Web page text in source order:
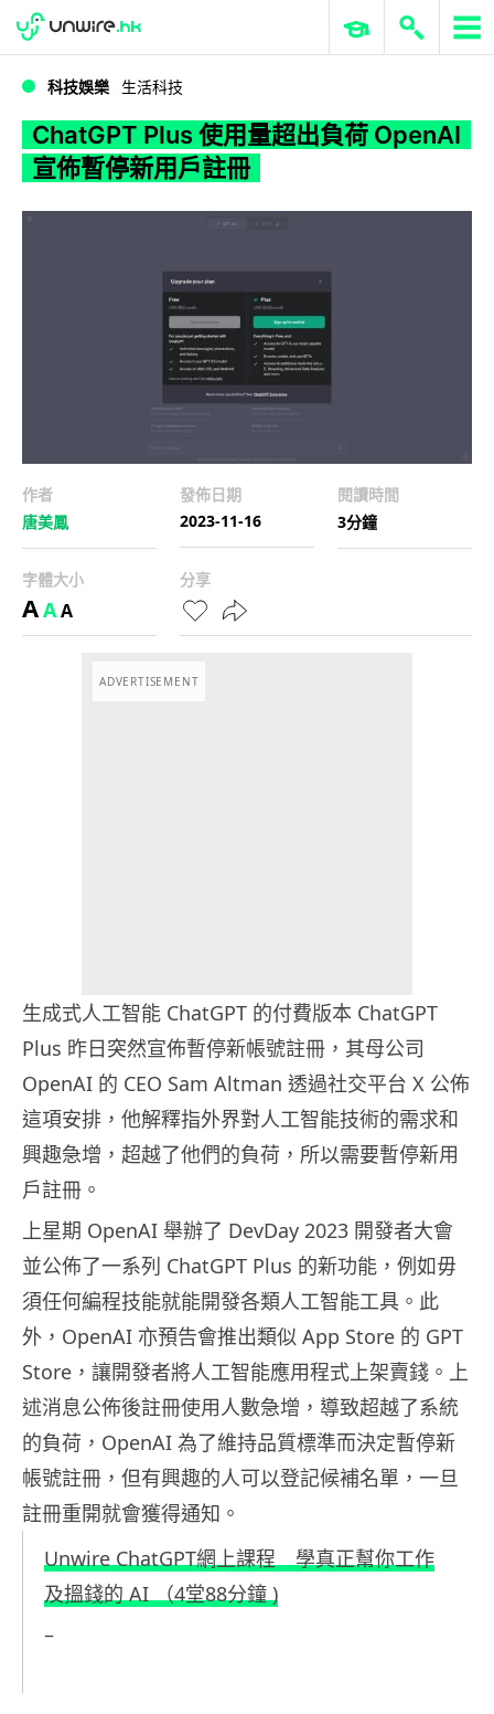
WWDC 2026 ERP 與商業 AI
科技娛樂 生活科技
ChatGPT Plus 使用量超出負荷 OpenAI
宣佈暫停新用戶註冊
作者
唐美鳳
發佈日期
2023-11-16
閱讀時間
3分鐘
字體大小
AAA
分享
ADVERTISEMENT
生成式人工智能 ChatGPT 的付費版本 ChatGPT
Plus 昨日突然宣佈暫停新帳號註冊，其母公司
OpenAI 的 CEO Sam Altman 透過社交平台 X 公佈
這項安排，他解釋指外界對人工智能技術的需求和
興趣急增，超越了他們的負荷，所以需要暫停新用
戶註冊。
上星期 OpenAI 舉辦了 DevDay 2023 開發者大會
並公佈了一系列 ChatGPT Plus 的新功能，例如毋
須任何編程技能就能開發各類人工智能工具。此
外，OpenAI 亦預告會推出類似 App Store 的 GPT
Store，讓開發者將人工智能應用程式上架賣錢。上
述消息公佈後註冊使用人數急增，導致超越了系統
的負荷，OpenAI 為了維持品質標準而決定暫停新
帳號註冊，但有興趣的人可以登記候補名單，一旦
註冊重開就會獲得通知。
Unwire ChatGPT網上課程 學真正幫你工作
及搵錢的 AI （4堂88分鐘 )
–